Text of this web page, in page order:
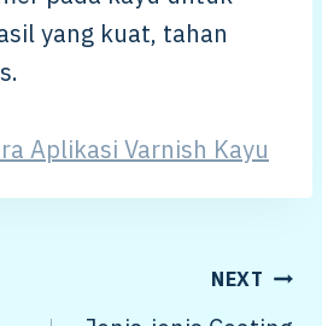
yang kuat, tahan
Aplikasi Varnish Kayu
NEXT